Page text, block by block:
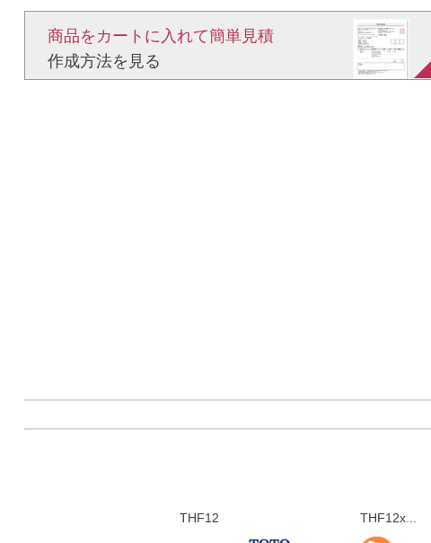
商品をカートに入れて簡単見積​
作成方法を見る​​
THF12 THF12x...